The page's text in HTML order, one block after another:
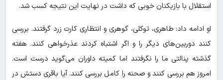
استقلال با بازیکنان خوبی که داشت در نهایت این نتیجه کسب شد.
او ادامه داد: طاهری، توکلی، گوهری و انتظاری کارت زرد گرفتند. بررسی
کنند دوربین‌های دیگر را و اگر اشتباه کردند عذرخواهی کنند. هفته
گذشته پنالتی ما را نگرفتند اما کمیته داوران می‌گوید درست است.
امروز هم بررسی کنند و صحنه را کامل بررسی کنند. آیا باقری دستش در